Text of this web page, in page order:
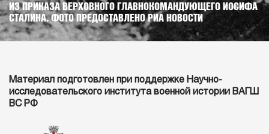
ИЗ ПРИКАЗА ВЕРХОВНОГО ГЛАВНОКОМАНДУЮЩЕГО ИОСИФА
СТАЛИНА. ФОТО ПРЕДОСТАВЛЕНО РИА НОВОСТИ
Материал подготовлен при поддержке Научно-
исследовательского института военной истории ВАГШ
ВС РФ